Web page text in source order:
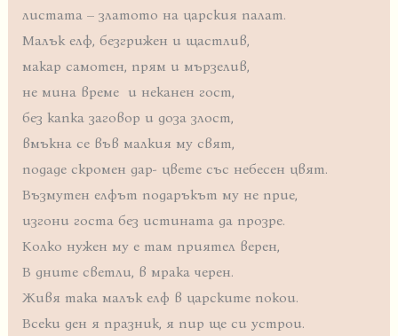
листата – златото на царския палат.
Малък елф, безгрижен и щастлив,
макар самотен, прям и мързелив,
не мина време и неканен гост,
без капка заговор и доза злост,
вмъкна се във малкия му свят,
подаде скромен дар- цвете със небесен цвят.
Възмутен елфът подаръкът му не прие,
изгони госта без истината да прозре.
Колко нужен му е там приятел верен,
В дните светли, в мрака черен.
Живя така малък елф в царските покои.
Всеки ден я празник, я пир ще си устрои.